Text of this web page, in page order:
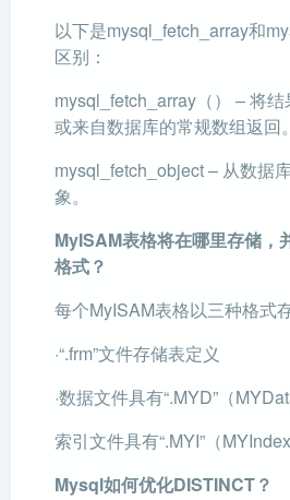
以下是mysql_fetch_array和
区别：
mysql_fetch_array（） – 将
或来自数据库的常规数组返回。
mysql_fetch_object – 从数据
象。
MyISAM表格将在哪里存储，
格式？
每个MyISAM表格以三种格式
·“.frm”文件存储表定义
·数据文件具有“.MYD”（
索引文件具有“.MYI”（
Mysql如何优化DISTINCT？